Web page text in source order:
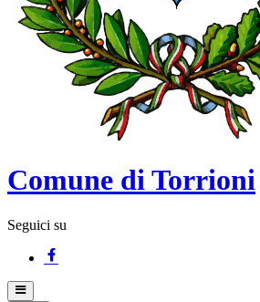
Comune di Torrioni
Seguici su